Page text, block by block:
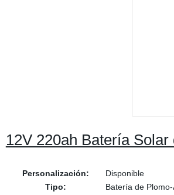
12V 220ah Batería
Personalización:
Disponible
Tipo:
Batería de